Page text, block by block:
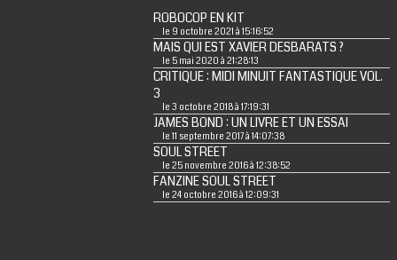
ROBOCOP EN KIT
le 9 octobre 2021 à 15:16:52
MAIS QUI EST XAVIER DESBARATS ?
le 5 mai 2020 à 21:28:13
CRITIQUE : MIDI MINUIT FANTASTIQUE VOL.
3
le 3 octobre 2018 à 17:19:31
JAMES BOND : UN LIVRE ET UN ESSAI
le 11 septembre 2017 à 14:07:38
SOUL STREET
le 25 novembre 2016 à 12:38:52
FANZINE SOUL STREET
le 24 octobre 2016 à 12:09:31